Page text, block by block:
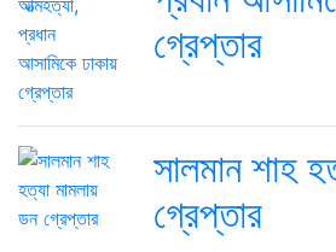
গ্রেপ্তার
সালমান শাহ
গ্রেপ্তার